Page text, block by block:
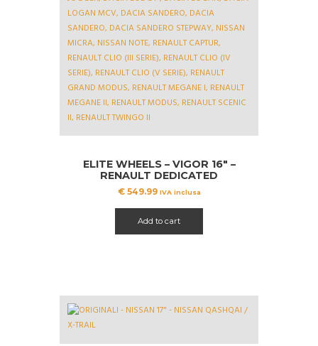
ELITE WHEELS – VIGOR 16″ –
RENAULT DEDICATED
€549.99 IVA inclusa
Add to cart